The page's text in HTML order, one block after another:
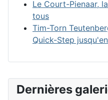
Dernières
Le Court-Pienaar,
tous
Tim-Torn
Quick-Step